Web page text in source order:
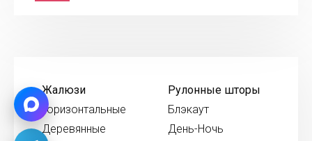
Жалюзи
Горизонтальные
Деревянные
Рулонные шторы
Блэкаут
День-Ночь